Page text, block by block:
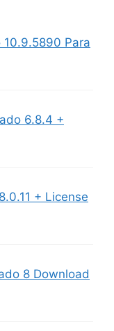
10.9.5890 Para
6.8.4 +
+ License
8 Download